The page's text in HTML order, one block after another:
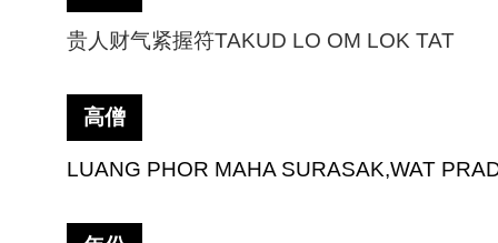
贵人财气紧握符TAKUD LO OM LOK TAT
高僧
LUANG PHOR MAHA SURASAK,WAT